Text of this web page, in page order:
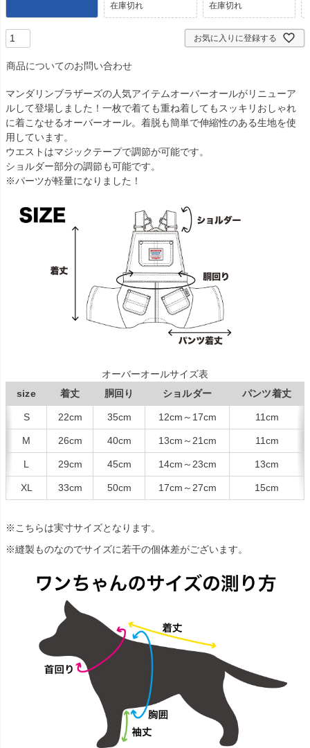
在庫切れ 在庫切れ
お気に入りに登録する
商品についてのお問い合わせ
マンダリンブラザーズの人気アイテムオーバーオールがリニューア
ルして登場しました！一枚で着ても重ね着してもスッキリおしゃれ
に着こなせるオーバーオール。着脱も簡単で伸縮性のある生地を使
用しています。
ウエストはマジックテープで調節が可能です。
ショルダー部分の調節も可能です。
※パーツが軽量になりました！
オーバーオールサイズ表
size
着丈 胴回り ショルダー パンツ着丈
S 22cm 35cm 12cm～17cm 11cm
M 26cm 40cm 13cm～21cm 11cm
L 29cm 45cm 14cm～23cm 13cm
XL 33cm 50cm 17cm～27cm 15cm
※こちらは実寸サイズとなります。
※縫製ものなのでサイズに若干の個体差がございます。